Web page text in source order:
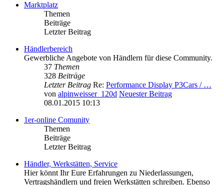
Marktplatz
Themen
Beiträge
Letzter Beitrag
Händlerbereich
Gewerbliche Angebote von Händlern für diese Community.
37 Themen
328 Beiträge
Letzter Beitrag Re: Performance Display P3Cars / …
von alpinweisser_120d Neuester Beitrag
08.01.2015 10:13
1er-online Comunity
Themen
Beiträge
Letzter Beitrag
Händler, Werkstätten, Service
Hier könnt Ihr Eure Erfahrungen zu Niederlassungen,
Vertragshändlern und freien Werkstätten schreiben. Ebenso